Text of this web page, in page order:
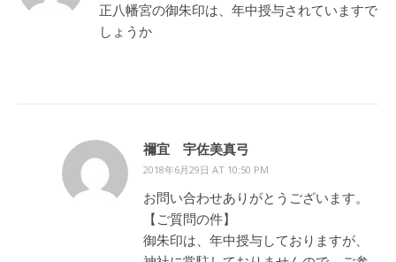
正八幡宮の御朱印は、年中授与されていますで
しょうか
禰宜 宇佐美真弓
2018年6月29日 AT 10:50 PM
お問い合わせありがとうございます。
【ご質問の件】
御朱印は、年中授与しておりますが、